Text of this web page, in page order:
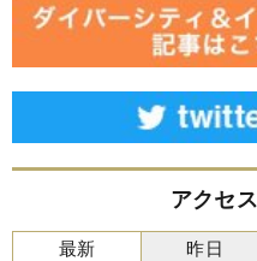
アクセ
最新 昨日